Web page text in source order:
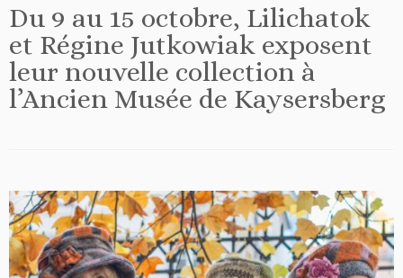
Du 9 au 15 octobre, Lilichatok
et Régine Jutkowiak exposent
leur nouvelle collection à
l’Ancien Musée de Kaysersberg